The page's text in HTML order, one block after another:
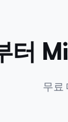
터
무료